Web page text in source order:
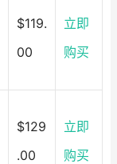
$119.
00
立即
购买
$129
.00
立即
购买